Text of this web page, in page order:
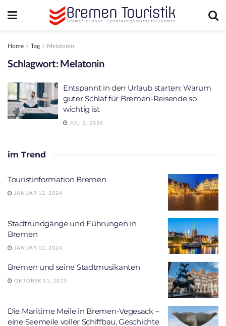
Home Tag Melatonin
Schlagwort:Melatonin
Entspannt in den Urlaub starten: Warum
guter Schlaf für Bremen-Reisende so
wichtig ist
JULI 2, 2026
im Trend
Touristinformation Bremen
JANUAR 12, 2024
Stadtrundgänge und Führungen in
Bremen
JANUAR 12, 2024
Bremen und seine Stadtmusikanten
OKTOBER 11, 2023
Die Maritime Meile in Bremen-Vegesack –
eine Seemeile voller Schiffbau, Geschichte